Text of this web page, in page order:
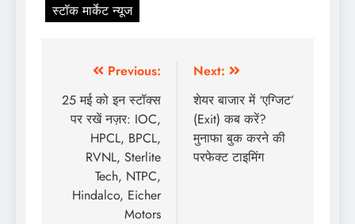
स्टॉक मार्केट न्यूज
Previous:
25 मई को इन स्टॉक्स
पर रखें नज़र: IOC,
HPCL, BPCL,
RVNL, Sterlite
Tech, NTPC,
Hindalco, Eicher
Motors
Next:
शेयर बाजार में ‘एग्जिट’
(Exit) कब करें?
मुनाफा बुक करने की
परफेक्ट टाइमिंग